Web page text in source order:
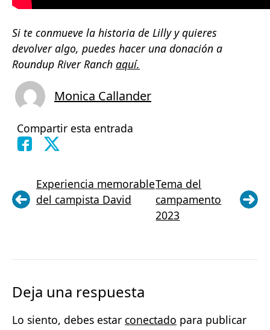
Si te conmueve la historia de Lilly y quieres
devolver algo, puedes hacer una donación a
Roundup River Ranch aquí.
Monica Callander
Compartir esta entrada
Experiencia memorable
del campista David
Tema del
campamento
2023
Deja una respuesta
Lo siento, debes estar conectado para publicar